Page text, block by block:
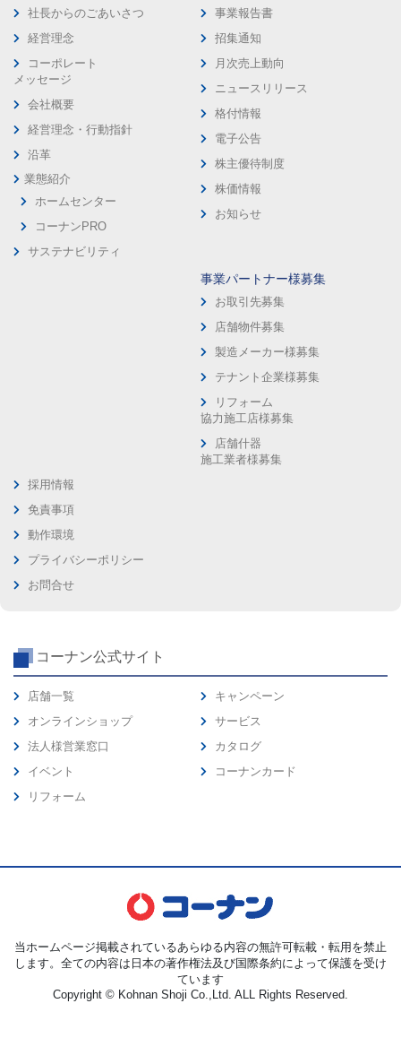
社長からのごあいさつ
経営理念
コーポレート
メッセージ
会社概要
経営理念・行動指針
沿革
業態紹介
ホームセンター
コーナンPRO
サステナビリティ
事業報告書
招集通知
月次売上動向
ニュースリリース
格付情報
電子公告
株主優待制度
株価情報
お知らせ
事業パートナー様募集
お取引先募集
店舗物件募集
製造メーカー様募集
テナント企業様募集
リフォーム
協力施工店様募集
店舗什器
施工業者様募集
採用情報
免責事項
動作環境
プライバシーポリシー
お問合せ
コーナン公式サイト
店舗一覧
オンラインショップ
法人様営業窓口
イベント
リフォーム
キャンペーン
サービス
カタログ
コーナンカード
当ホームページ掲載されているあらゆる内容の無許可転載・転用を禁止
します。全ての内容は日本の著作権法及び国際条約によって保護を受け
ています
Copyright © Kohnan Shoji Co.,Ltd. ALL Rights Reserved.